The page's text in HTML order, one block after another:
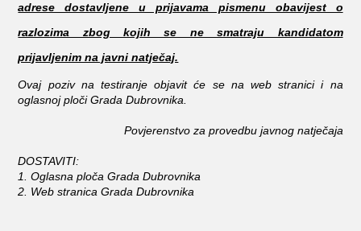
adrese dostavljene u prijavama pismenu obavijest o
razlozima zbog kojih se ne smatraju kandidatom
prijavljenim na javni natječaj.
Ovaj poziv na testiranje objavit će se na web stranici i na
oglasnoj ploči Grada Dubrovnika.
Povjerenstvo za provedbu javnog natječaja
DOSTAVITI:
1. Oglasna ploča Grada Dubrovnika
2. Web stranica Grada Dubrovnika